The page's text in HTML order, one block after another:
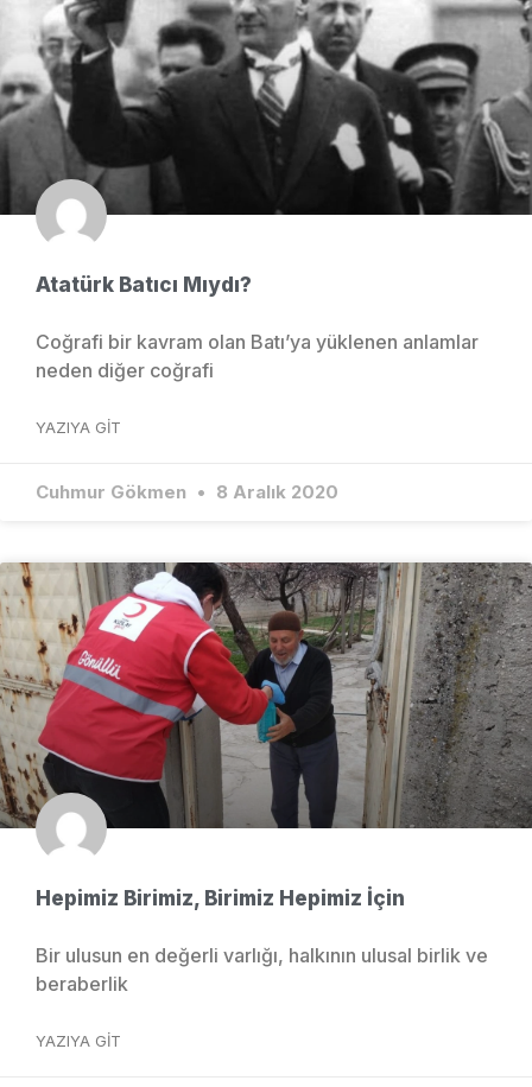
Atatürk Batıcı Mıydı?
Coğrafi bir kavram olan Batı’ya yüklenen anlamlar
neden diğer coğrafi
YAZIYA GIT
Cuhmur Gökmen 8 Aralık 2020
Hepimiz Birimiz, Birimiz Hepimiz İçin
Bir ulusun en değerli varlığı, halkının ulusal birlik ve
beraberlik
YAZIYA GIT